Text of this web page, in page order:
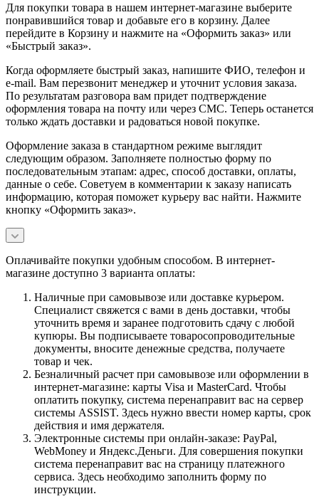
Для покупки товара в нашем интернет-магазине выберите
понравившийся товар и добавьте его в корзину. Далее
перейдите в Корзину и нажмите на «Оформить заказ» или
«Быстрый заказ».
Когда оформляете быстрый заказ, напишите ФИО, телефон и
e-mail. Вам перезвонит менеджер и уточнит условия заказа.
По результатам разговора вам придет подтверждение
оформления товара на почту или через СМС. Теперь останется
только ждать доставки и радоваться новой покупке.
Оформление заказа в стандартном режиме выглядит
следующим образом. Заполняете полностью форму по
последовательным этапам: адрес, способ доставки, оплаты,
данные о себе. Советуем в комментарии к заказу написать
информацию, которая поможет курьеру вас найти. Нажмите
кнопку «Оформить заказ».
Оплачивайте покупки удобным способом. В интернет-
магазине доступно 3 варианта оплаты:
Наличные при самовывозе или доставке курьером.
Специалист свяжется с вами в день доставки, чтобы
уточнить время и заранее подготовить сдачу с любой
купюры. Вы подписываете товаросопроводительные
документы, вносите денежные средства, получаете
товар и чек.
Безналичный расчет при самовывозе или оформлении в
интернет-магазине: карты Visa и MasterCard. Чтобы
оплатить покупку, система перенаправит вас на сервер
системы ASSIST. Здесь нужно ввести номер карты, срок
действия и имя держателя.
Электронные системы при онлайн-заказе: PayPal,
WebMoney и Яндекс.Деньги. Для совершения покупки
система перенаправит вас на страницу платежного
сервиса. Здесь необходимо заполнить форму по
инструкции.